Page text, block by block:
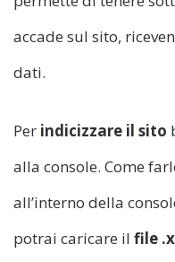
accade sul sito,
dati.
Per indicizzare il sito
alla console. Come
all’interno della
potrai caricare il file